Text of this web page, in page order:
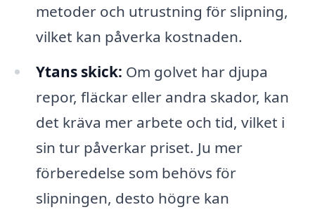
metoder och utrustning för slipning,
vilket kan påverka kostnaden.
Ytans skick: Om golvet har djupa
repor, fläckar eller andra skador, kan
det kräva mer arbete och tid, vilket i
sin tur påverkar priset. Ju mer
förberedelse som behövs för
slipningen, desto högre kan